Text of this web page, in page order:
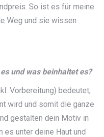
So ist es für meine
Weg und sie wissen
und was beinhaltet es?
Vorbereitung) bedeutet,
wird und somit die ganze
gestalten dein Motiv in
es unter deine Haut und